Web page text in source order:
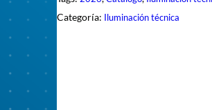
Categoría: Iluminación técnica